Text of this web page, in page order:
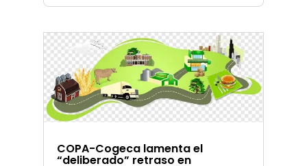
COPA-Cogeca lamenta el
“deliberado” retraso en